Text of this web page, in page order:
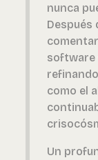
nunca
Después
software
como el
Un